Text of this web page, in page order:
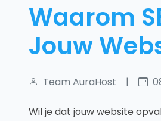
Waarom
Jouw
Team AuraHost |
Wil je dat jouw website